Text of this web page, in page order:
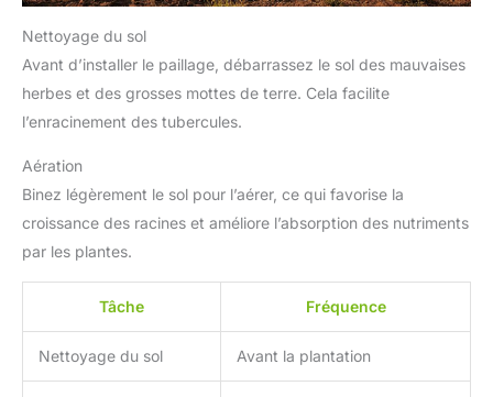
Nettoyage du sol
Avant d’installer le paillage, débarrassez le sol des mauvaises
herbes et des grosses mottes de terre. Cela facilite
l’enracinement des tubercules.
Aération
Binez légèrement le sol pour l’aérer, ce qui favorise la
croissance des racines et améliore l’absorption des nutriments
par les plantes.
Tâche Fréquence
Nettoyage du sol Avant la plantation